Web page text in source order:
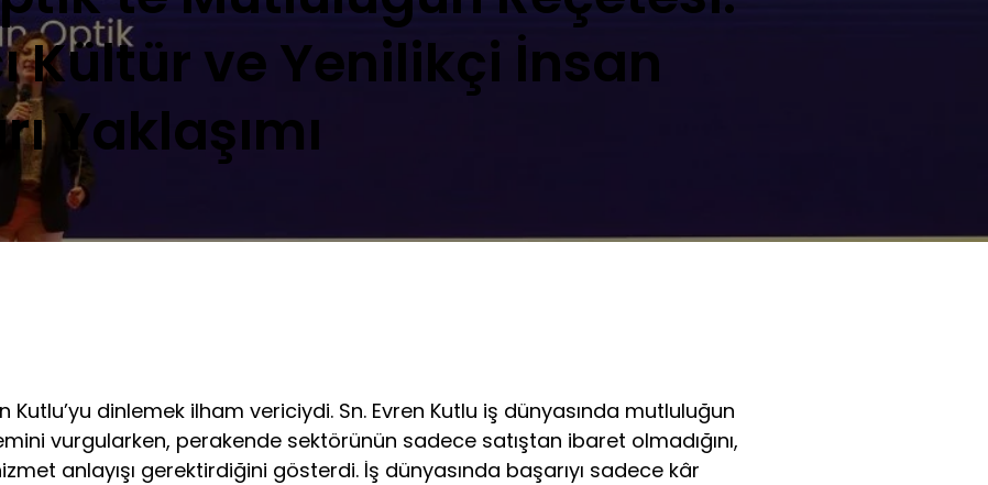
Kültür ve Yenilikçi İnsan
Yaklaşımı
Kutlu’yu dinlemek ilham vericiydi. Sn. Evren Kutlu iş dünyasında mutluluğun
vurgularken, perakende sektörünün sadece satıştan ibaret olmadığını,
anlayışı gerektirdiğini gösterdi. İş dünyasında başarıyı sadece kâr